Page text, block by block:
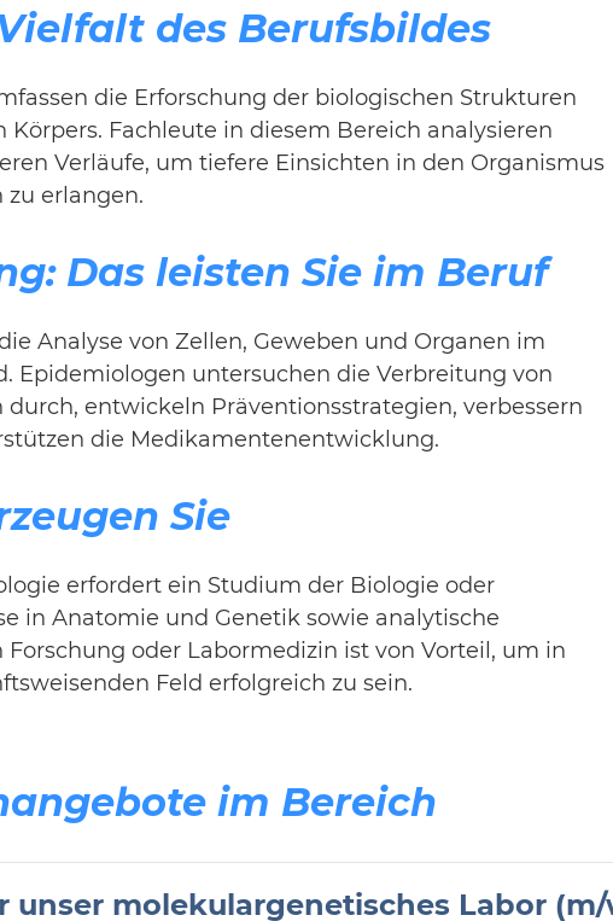
des Berufsbildes
die Erforschung der biologischen Strukturen
Körpers. Fachleute in diesem Bereich analysieren
Verläufe, um tiefere Einsichten in den Organismus
erlangen.
Das leisten Sie im Beruf
Analyse von Zellen, Geweben und Organen im
Epidemiologen untersuchen die Verbreitung von
entwickeln Präventionsstrategien, verbessern
die Medikamentenentwicklung.
Sie
erfordert ein Studium der Biologie oder
in Anatomie und Genetik sowie analytische
oder Labormedizin ist von Vorteil, um in
Feld erfolgreich zu sein.
im Bereich
unser molekulargenetisches Labor (m/